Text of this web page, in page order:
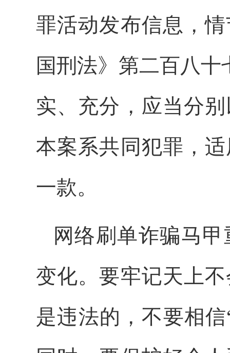
罪活动发布信息，
国刑法》第二百八
实、充分，应当分
本案系共同犯罪，
一款。
网络刷单诈骗马
变化。要牢记天上
是违法的，不要相